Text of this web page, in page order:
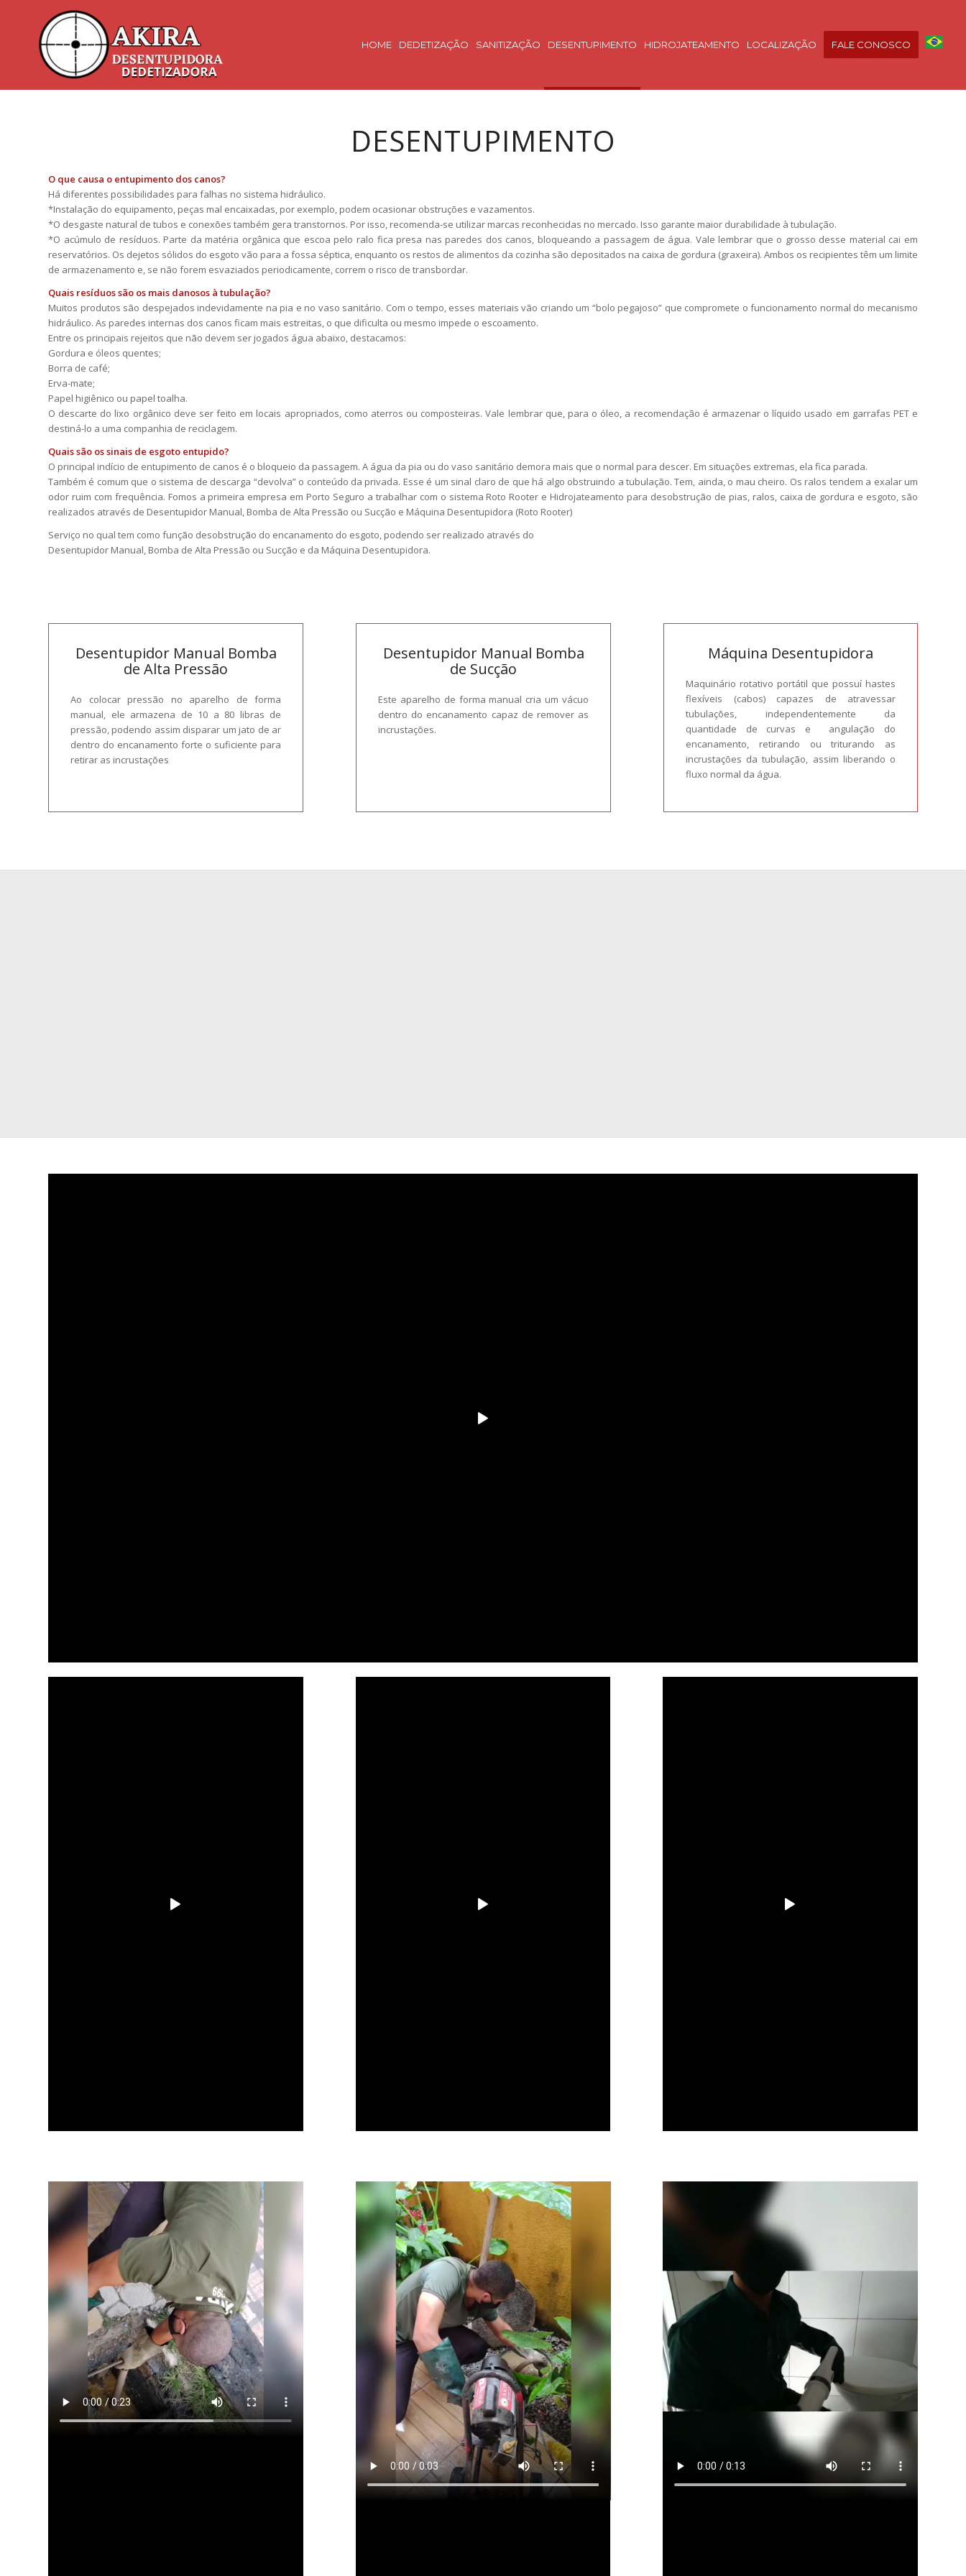
HOME DEDETIZAÇÃO SANITIZAÇÃO DESENTUPIMENTO HIDROJATEAMENTO LOCALIZAÇÃO FALE CONOSCO
DESENTUPIMENTO
O que causa o entupimento dos canos?
Há diferentes possibilidades para falhas no sistema hidráulico.
*Instalação do equipamento, peças mal encaixadas, por exemplo, podem ocasionar obstruções e vazamentos.
*O desgaste natural de tubos e conexões também gera transtornos. Por isso, recomenda-se utilizar marcas reconhecidas no mercado. Isso garante maior durabilidade à tubulação.
*O acúmulo de resíduos. Parte da matéria orgânica que escoa pelo ralo fica presa nas paredes dos canos, bloqueando a passagem de água. Vale lembrar que o grosso desse material cai em
reservatórios. Os dejetos sólidos do esgoto vão para a fossa séptica, enquanto os restos de alimentos da cozinha são depositados na caixa de gordura (graxeira). Ambos os recipientes têm um limite
de armazenamento e, se não forem esvaziados periodicamente, correm o risco de transbordar.
Quais resíduos são os mais danosos à tubulação?
Muitos produtos são despejados indevidamente na pia e no vaso sanitário. Com o tempo, esses materiais vão criando um “bolo pegajoso” que compromete o funcionamento normal do mecanismo
hidráulico. As paredes internas dos canos ficam mais estreitas, o que dificulta ou mesmo impede o escoamento.
Entre os principais rejeitos que não devem ser jogados água abaixo, destacamos:
Gordura e óleos quentes;
Borra de café;
Erva-mate;
Papel higiênico ou papel toalha.
O descarte do lixo orgânico deve ser feito em locais apropriados, como aterros ou composteiras. Vale lembrar que, para o óleo, a recomendação é armazenar o líquido usado em garrafas PET e
destiná-lo a uma companhia de reciclagem.
Quais são os sinais de esgoto entupido?
O principal indício de entupimento de canos é o bloqueio da passagem. A água da pia ou do vaso sanitário demora mais que o normal para descer. Em situações extremas, ela fica parada.
Também é comum que o sistema de descarga “devolva” o conteúdo da privada. Esse é um sinal claro de que há algo obstruindo a tubulação. Tem, ainda, o mau cheiro. Os ralos tendem a exalar um
odor ruim com frequência. Fomos a primeira empresa em Porto Seguro a trabalhar com o sistema Roto Rooter e Hidrojateamento para desobstrução de pias, ralos, caixa de gordura e esgoto, são
realizados através de Desentupidor Manual, Bomba de Alta Pressão ou Sucção e Máquina Desentupidora (Roto Rooter)
Serviço no qual tem como função desobstrução do encanamento do esgoto, podendo ser realizado através do
Desentupidor Manual, Bomba de Alta Pressão ou Sucção e da Máquina Desentupidora.
Desentupidor Manual Bomba
de Alta Pressão
Ao colocar pressão no aparelho de forma
manual, ele armazena de 10 a 80 libras de
pressão, podendo assim disparar um jato de ar
dentro do encanamento forte o suficiente para
retirar as incrustações
Desentupidor Manual Bomba
de Sucção
Este aparelho de forma manual cria um vácuo
dentro do encanamento capaz de remover as
incrustações.
Máquina Desentupidora
Maquinário rotativo portátil que possuí hastes
flexíveis (cabos) capazes de atravessar
tubulações, independentemente da
quantidade de curvas e angulação do
encanamento, retirando ou triturando as
incrustações da tubulação, assim liberando o
fluxo normal da água.